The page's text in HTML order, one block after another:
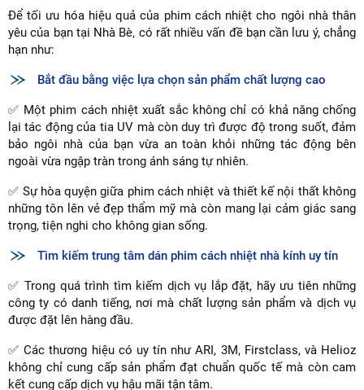
Để tối ưu hóa hiệu quả của phim cách nhiệt cho ngôi nhà thân
yêu của bạn tại Nhà Bè, có rất nhiều vấn đề bạn cần lưu ý, chẳng
hạn như:
Bắt đầu bằng việc lựa chọn sản phẩm chất lượng cao
✅ Một phim cách nhiệt xuất sắc không chỉ có khả năng chống
lại tác động của tia UV mà còn duy trì được độ trong suốt, đảm
bảo ngôi nhà của bạn vừa an toàn khỏi những tác động bên
ngoài vừa ngập tràn trong ánh sáng tự nhiên.
✅ Sự hòa quyện giữa phim cách nhiệt và thiết kế nội thất không
những tôn lên vẻ đẹp thẩm mỹ mà còn mang lại cảm giác sang
trọng, tiện nghi cho không gian sống.
Tìm kiếm trung tâm dán phim cách nhiệt nhà kính uy tín
✅ Trong quá trình tìm kiếm dịch vụ lắp đặt, hãy ưu tiên những
công ty có danh tiếng, nơi mà chất lượng sản phẩm và dịch vụ
được đặt lên hàng đầu.
✅ Các thương hiệu có uy tín như ARI, 3M, Firstclass, và Helioz
không chỉ cung cấp sản phẩm đạt chuẩn quốc tế mà còn cam
kết cung cấp dịch vụ hậu mãi tận tâm.